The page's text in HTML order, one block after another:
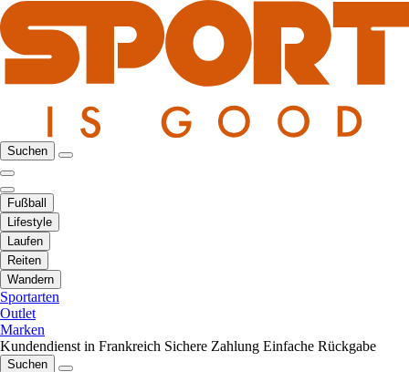
Suchen
Fußball
Lifestyle
Laufen
Reiten
Wandern
Sportarten
Outlet
Marken
Kundendienst in Frankreich Sichere Zahlung Einfache Rückgabe
Suchen